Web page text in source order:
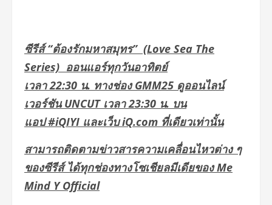
ซีรีส์“ต้องรักมหาสมุทร” (Love Sea The
Series) ออนแอร์ทุกวันอาทิตย์
เวลา22:30 น. ทางช่องGMM25 ดูออนไลน์
เวอร์ชันUNCUT เวลา23:30 น. บน
แอป#iQIYI และเว็บiQ.com ที่เดียวเท่านั้น
สามารถติดตามข่าวสารความเคลื่อนไหวต่าง ๆ
ของซีรีส์ ได้ทุกช่องทางโซเชียลมีเดียของMe
Mind Y Official